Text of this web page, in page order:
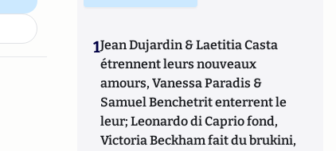
1Jean Dujardin & Laetitia Casta
étrennent leurs nouveaux
amours, Vanessa Paradis &
Samuel Benchetrit enterrent le
leur; Leonardo di Caprio fond,
Victoria Beckham fait du brukini,